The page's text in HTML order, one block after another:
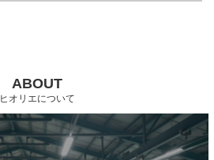
ABOUT
ヒオリエについて